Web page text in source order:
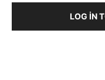
LOG IN